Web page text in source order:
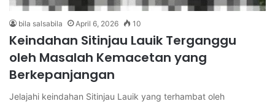
bila salsabila April 6, 2026 10
Keindahan Sitinjau Lauik Terganggu
oleh Masalah Kemacetan yang
Berkepanjangan
Jelajahi keindahan Sitinjau Lauik yang terhambat oleh